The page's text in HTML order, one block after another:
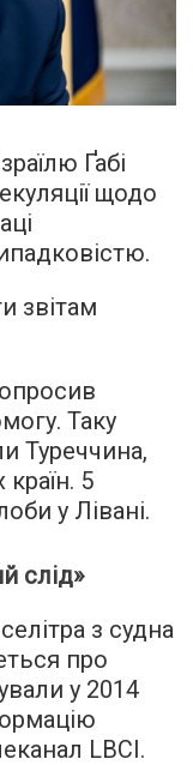
Ґабі
щодо
звітам
Таку
Туреччина,
5
у Лівані.
слід»
з судна
про
у 2014
LBCI.